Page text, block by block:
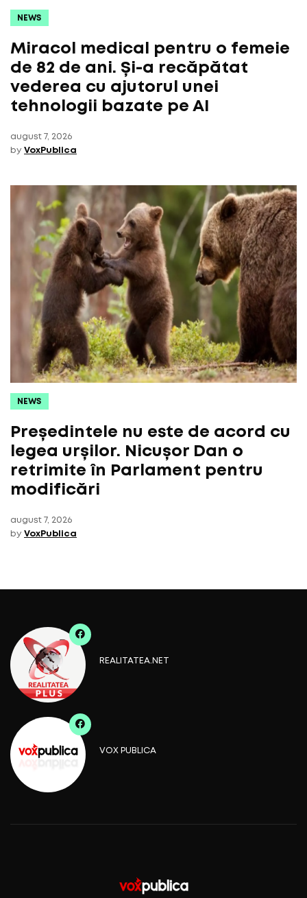
NEWS
Miracol medical pentru o femeie
de 82 de ani. Și-a recăpătat
vederea cu ajutorul unei
tehnologii bazate pe AI
august 7, 2026
by VoxPublica
NEWS
Președintele nu este de acord cu
legea urșilor. Nicușor Dan o
retrimite în Parlament pentru
modificări
august 7, 2026
by VoxPublica
REALITATEA.NET
VOX PUBLICA